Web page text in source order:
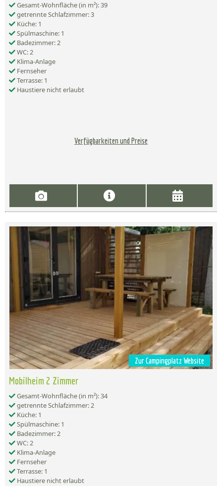
Gesamt-Wohnfläche (in m²): 39
getrennte Schlafzimmer: 3
Küche: 1
Spülmaschine: 1
Badezimmer: 2
WC: 2
Klima-Anlage
Fernseher
Terrasse: 1
Haustiere nicht erlaubt
Verfügbarkeiten und Preise
Zur Campingplatz Website
Mobilheim 2 Zimmer
Gesamt-Wohnfläche (in m²): 34
getrennte Schlafzimmer: 2
Küche: 1
Spülmaschine: 1
Badezimmer: 2
WC: 2
Klima-Anlage
Fernseher
Terrasse: 1
Haustiere nicht erlaubt